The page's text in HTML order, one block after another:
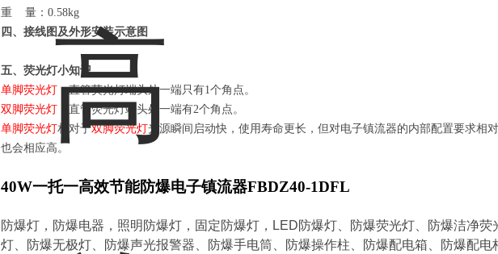
重 量：0.58kg
四、接线图及外形安装示意图
五、荧光灯小知识
单脚荧光灯：直管荧光灯端头处一端只有1个角点。
双脚荧光灯： 直管荧光灯端头处一端有2个角点。
单脚荧光灯相对于双脚荧光灯光源瞬间启动快，使用寿命更长，但对电子镇流器的内部配置要求相
也会相应高。
40W一托一高效节能防爆电子镇流器FBDZ40-1DFL
防爆灯，防爆电器，照明防爆灯，固定防爆灯， LED防爆灯、防爆荧光灯、防爆洁净荧
灯、防爆无极灯、防爆声光报警器、防爆手电筒、防爆操作柱、防爆配电箱、防爆配电